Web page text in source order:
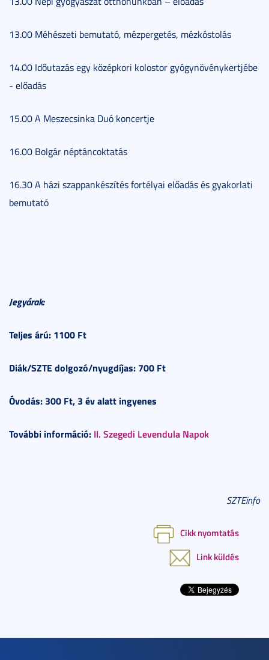
13.00 Méhészeti bemutató, mézpergetés, mézkóstolás
14.00 Időutazás egy középkori kolostor gyógynövénykertjébe
- előadás
15.00 A Meszecsinka Duó koncertje
16.00 Bolgár néptáncoktatás
16.30 A házi szappankészítés fortélyai előadás és gyakorlati
bemutató
Jegyárak:
Teljes árú: 1100 Ft
Diák/SZTE dolgozó/nyugdíjas: 700 Ft
Óvodás: 300 Ft, 3 év alatt ingyenes
További információ: II. Szegedi Levendula Napok
SZTEinfo
Cikk nyomtatás
Link küldés